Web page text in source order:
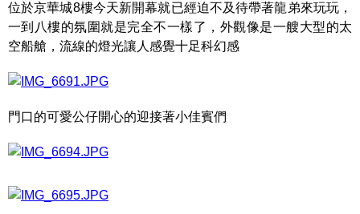
位於京華城8樓今天新開幕就已經迫不及待帶著龍弟來玩玩，
一到八樓的氛圍就是完全不一樣了，外觀像是一艘大型的太
空船艙，流線的燈光讓人感覺十足科幻感
門口的可愛公仔開心的迎接著小佳賓們